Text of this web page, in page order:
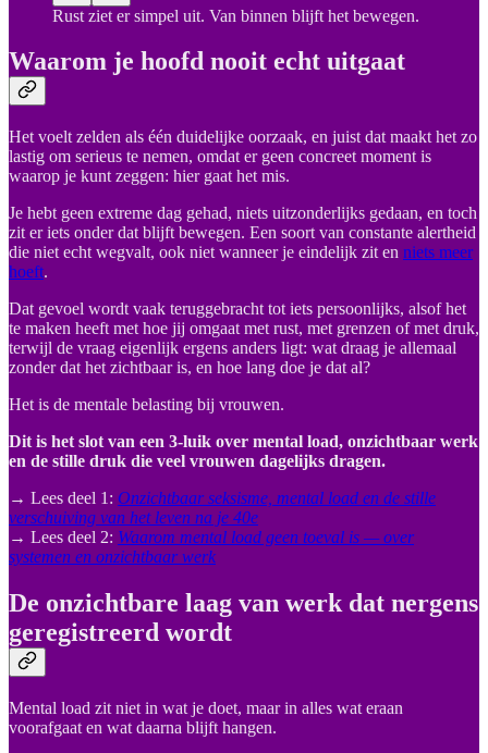
Rust ziet er simpel uit. Van binnen blijft het bewegen.
Waarom je hoofd nooit echt uitgaat
Het voelt zelden als één duidelijke oorzaak, en juist dat maakt het zo
lastig om serieus te nemen, omdat er geen concreet moment is
waarop je kunt zeggen: hier gaat het mis.
Je hebt geen extreme dag gehad, niets uitzonderlijks gedaan, en toch
zit er iets onder dat blijft bewegen. Een soort van constante alertheid
die niet echt wegvalt, ook niet wanneer je eindelijk zit en niets meer
hoeft.
Dat gevoel wordt vaak teruggebracht tot iets persoonlijks, alsof het
te maken heeft met hoe jij omgaat met rust, met grenzen of met druk,
terwijl de vraag eigenlijk ergens anders ligt: wat draag je allemaal
zonder dat het zichtbaar is, en hoe lang doe je dat al?
Het is de mentale belasting bij vrouwen.
Dit is het slot van een 3-luik over mental load, onzichtbaar werk
en de stille druk die veel vrouwen dagelijks dragen.
→ Lees deel 1: Onzichtbaar seksisme, mental load en de stille
verschuiving van het leven na je 40e
→ Lees deel 2: Waarom mental load geen toeval is — over
systemen en onzichtbaar werk
De onzichtbare laag van werk dat nergens
geregistreerd wordt
Mental load zit niet in wat je doet, maar in alles wat eraan
voorafgaat en wat daarna blijft hangen.